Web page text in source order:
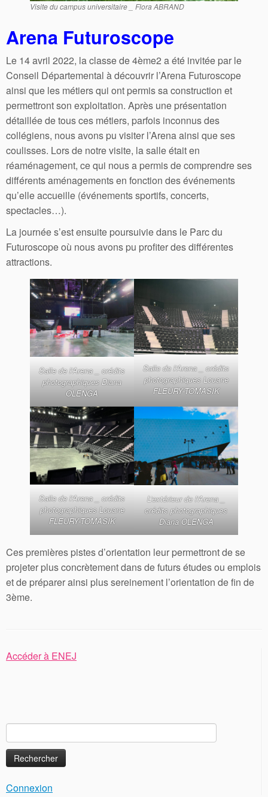
Visite du campus universitaire _ Flora ABRAND
Arena Futuroscope
Le 14 avril 2022, la classe de 4ème2 a été invitée par le
Conseil Départemental à découvrir l’Arena Futuroscope
ainsi que les métiers qui ont permis sa construction et
permettront son exploitation. Après une présentation
détaillée de tous ces métiers, parfois inconnus des
collégiens, nous avons pu visiter l’Arena ainsi que ses
coulisses. Lors de notre visite, la salle était en
réaménagement, ce qui nous a permis de comprendre ses
différents aménagements en fonction des événements
qu’elle accueille (événements sportifs, concerts,
spectacles…).
La journée s’est ensuite poursuivie dans le Parc du
Futuroscope où nous avons pu profiter des différentes
attractions.
Salle de l’Arena _ crédits
photographiques Diana
OLENGA
Salle de l’Arena _ crédits
photographiques Louane
FLEURY-TOMASIK
Salle de l’Arena _ crédits
photographiques Louane
FLEURY-TOMASIK
L’extérieur de l’Arena _
crédits photographiques
Diana OLENGA
Ces premières pistes d’orientation leur permettront de se
projeter plus concrètement dans de futurs études ou emplois
et de préparer ainsi plus sereinement l’orientation de fin de
3ème.
Accéder à ENEJ
Rechercher :
Connexion